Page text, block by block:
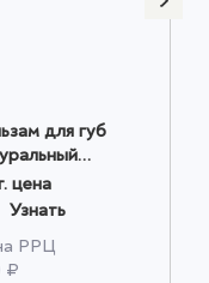
для губ
оптом
цена
Узнать
РРЦ
₽